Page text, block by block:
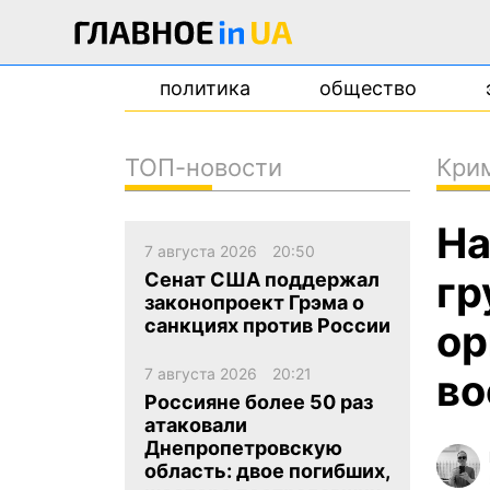
политика общество
ТОП-новости
7 августа 2026 20:50
Сенат США поддержал
законопроект Грэма о
санкциях против России
7 августа 2026 20:21
Россияне более 50 раз
атаковали
Днепропетровскую
область: двое погибших,